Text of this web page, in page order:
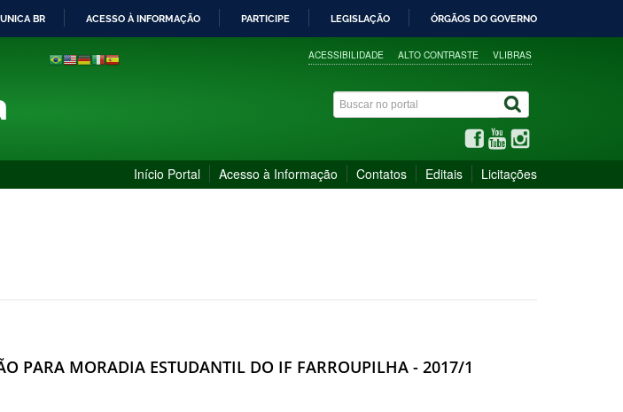
PARA
BR ACESSO À INFORMAÇÃO PARTICIPE LEGISLAÇÃO ÓRGÃOS DO GOVERNO
ACESSIBILIDADE ALTO CONTRASTE VLIBRAS
Início Portal Acesso à Informação Contatos Editais Licitações
PARA MORADIA ESTUDANTIL DO IF FARROUPILHA - 2017/1